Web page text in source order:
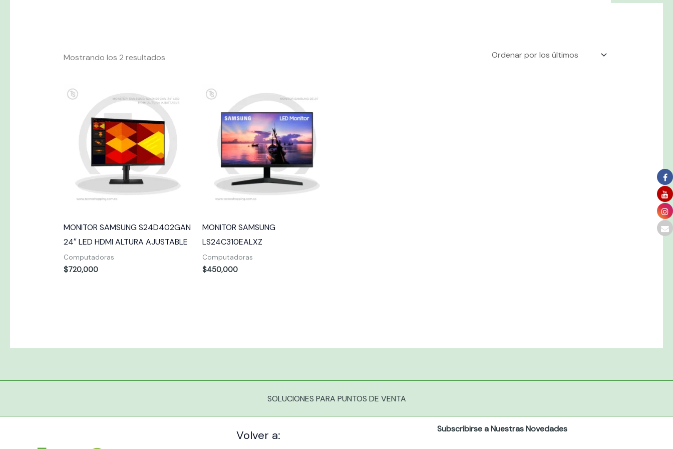
Mostrando los 2 resultados
MONITOR SAMSUNG S24D402GAN
24″ LED HDMI ALTURA AJUSTABLE
Computadoras
$720,000
MONITOR SAMSUNG
LS24C310EALXZ
Computadoras
$450,000
SOLUCIONES PARA PUNTOS DE VENTA
Volver a: Subscribirse a Nuestras Novedades